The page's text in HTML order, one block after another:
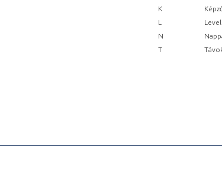
K
L
N
T